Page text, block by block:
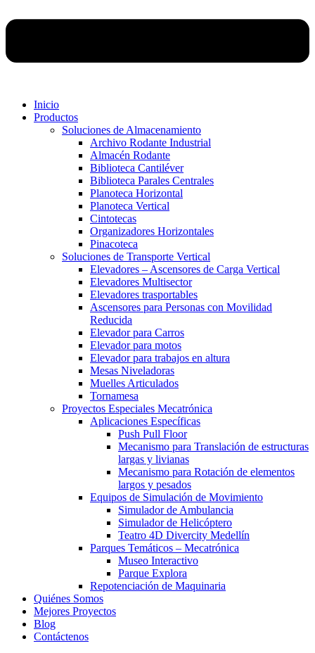
Inicio
Productos
Soluciones de Almacenamiento
Archivo Rodante Industrial
Almacén Rodante
Biblioteca Cantiléver
Biblioteca Parales Centrales
Planoteca Horizontal
Planoteca Vertical
Cintotecas
Organizadores Horizontales
Pinacoteca
Soluciones de Transporte Vertical
Elevadores – Ascensores de Carga Vertical
Elevadores Multisector
Elevadores trasportables
Ascensores para Personas con Movilidad
Reducida
Elevador para Carros
Elevador para motos
Elevador para trabajos en altura
Mesas Niveladoras
Muelles Articulados
Tornamesa
Proyectos Especiales Mecatrónica
Aplicaciones Específicas
Push Pull Floor
Mecanismo para Translación de estructuras
largas y livianas
Mecanismo para Rotación de elementos
largos y pesados
Equipos de Simulación de Movimiento
Simulador de Ambulancia
Simulador de Helicóptero
Teatro 4D Divercity Medellín
Parques Temáticos – Mecatrónica
Museo Interactivo
Parque Explora
Repotenciación de Maquinaria
Quiénes Somos
Mejores Proyectos
Blog
Contáctenos